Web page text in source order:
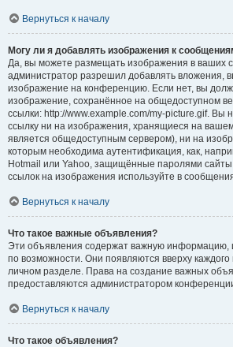
Вернуться к началу
Могу ли я добавлять изображения к
Да, вы можете размещать изображения в ваших
администратор разрешил добавлять вложения,
изображение на конференцию. Если нет, вы
изображение, сохранённое на общедоступном
ссылки: http://www.example.com/my-picture.gif. Вы
ссылку ни на изображения, хранящиеся на
является общедоступным сервером), ни на
которым необходима аутентификация, как,
Hotmail или Yahoo, защищённые паролями сайты
ссылок на изображения используйте в
Вернуться к началу
Что такое важные объявления?
Эти объявления содержат важную информацию,
по возможности. Они появляются вверху
личном разделе. Права на создание важных
предоставляются администратором
Вернуться к началу
Что такое объявления?